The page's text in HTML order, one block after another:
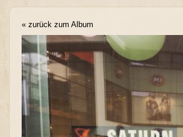
« zurück zum Album